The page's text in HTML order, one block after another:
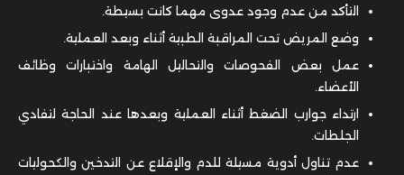
التأكد من عدم وجود عدوى مهما كانت بسيطة.
وضع المريض تحت المراقبة الطبية أثناء وبعد العملية.
عمل بعض الفحوصات والتحاليل الهامة واختبارات وظائف
الأعضاء.
ارتداء جوارب الضغط أثناء العملية وبعدها عند الحاجة لتفادي
الجلطات.
عدم تناول أدوية مسيلة للدم والإقلاع عن التدخين والكحوليات